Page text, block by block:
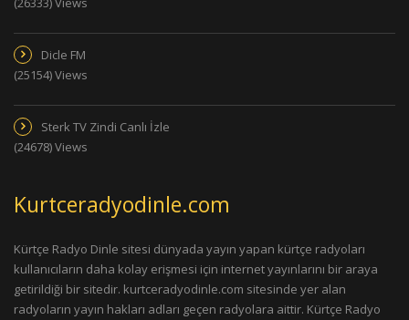
Dicle FM
(25154) Views
Sterk TV Zindi Canlı İzle
(24678) Views
Kurtceradyodinle.com
Kürtçe Radyo Dinle sitesi dünyada yayın yapan kürtçe radyoları
kullanıcıların daha kolay erişmesi için internet yayınlarını bir araya
getirildiği bir sitedir. kurtceradyodinle.com sitesinde yer alan
radyoların yayın hakları adları geçen radyolara aittir. Kürtçe Radyo